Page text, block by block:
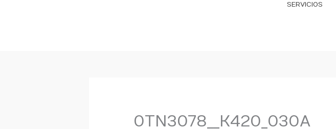
SERVICIOS
0TN3078__K420_030A